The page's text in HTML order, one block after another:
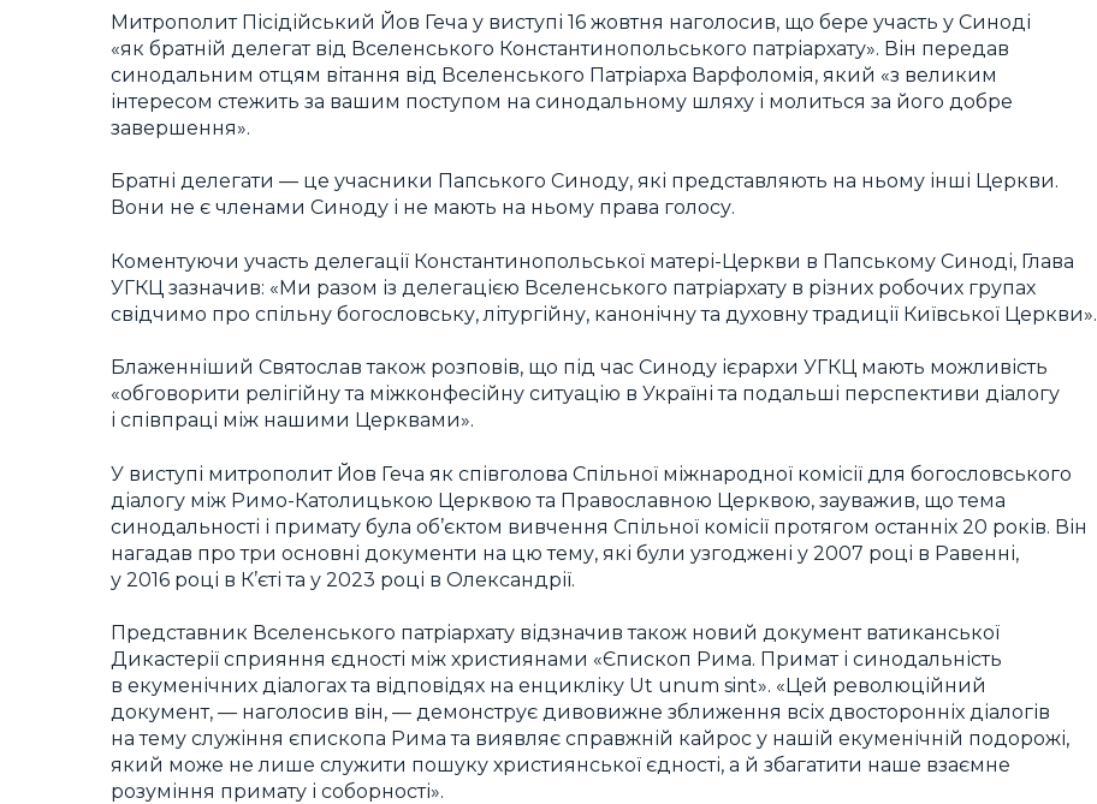
Митрополит Пісідійський Йов Геча у виступі 16 жовтня наголосив, що бере участь у Синоді
«як братній делегат від Вселенського Константинопольського патріархату». Він передав
синодальним отцям вітання від Вселенського Патріарха Варфоломія, який «з великим
інтересом стежить за вашим поступом на синодальному шляху і молиться за його добре
завершення».
Братні делегати — це учасники Папського Синоду, які представляють на ньому інші Церкви.
Вони не є членами Синоду і не мають на ньому права голосу.
Коментуючи участь делегації Константинопольської матері-Церкви в Папському Синоді, Глава
УГКЦ зазначив: «Ми разом із делегацією Вселенського патріархату в різних робочих групах
свідчимо про спільну богословську, літургійну, канонічну та духовну традиції Київської Церкви».
Блаженніший Святослав також розповів, що під час Синоду ієрархи УГКЦ мають можливість
«обговорити релігійну та міжконфесійну ситуацію в Україні та подальші перспективи діалогу
і співпраці між нашими Церквами».
У виступі митрополит Йов Геча як співголова Спільної міжнародної комісії для богословського
діалогу між Римо-Католицькою Церквою та Православною Церквою, зауважив, що тема
синодальності і примату була об’єктом вивчення Спільної комісії протягом останніх 20 років. Він
нагадав про три основні документи на цю тему, які були узгоджені у 2007 році в Равенні,
у 2016 році в К’єті та у 2023 році в Олександрії.
Представник Вселенського патріархату відзначив також новий документ ватиканської
Дикастерії сприяння єдності між християнами «Єпископ Рима. Примат і синодальність
в екуменічних діалогах та відповідях на енцикліку Ut unum sint». «Цей революційний
документ, — наголосив він, — демонструє дивовижне зближення всіх двосторонніх діалогів
на тему служіння єпископа Рима та виявляє справжній кайрос у нашій екуменічній подорожі,
який може не лише служити пошуку християнської єдності, а й збагатити наше взаємне
розуміння примату і соборності».